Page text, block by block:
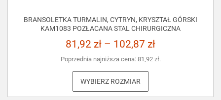
BRANSOLETKA TURMALIN, CYTRYN, KRYSZTAŁ GÓRSKI
KAM1083 POZŁACANA STAL CHIRURGICZNA
81,92 zł – 102,87 zł
Poprzednia najniższa cena: 81,92 zł.
WYBIERZ ROZMIAR